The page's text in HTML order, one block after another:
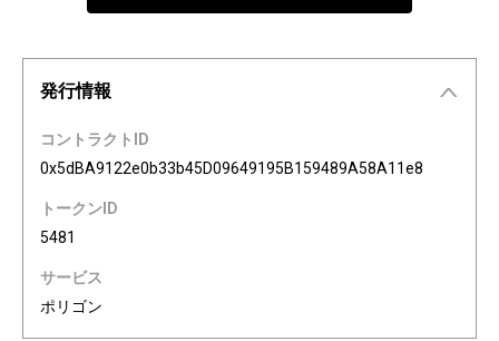
発行情報
コントラクトID
0x5dBA9122e0b33b45D09649195B159489A58A11e8
トークンID
5481
サービス
ポリゴン